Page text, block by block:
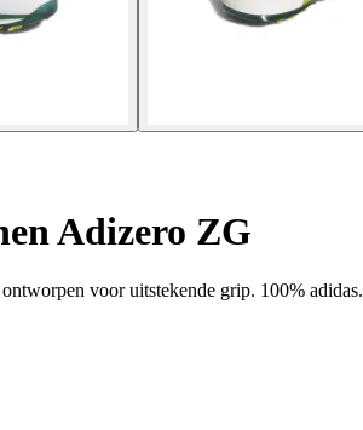
Adizero ZG
voor uitstekende grip. 100% adidas.